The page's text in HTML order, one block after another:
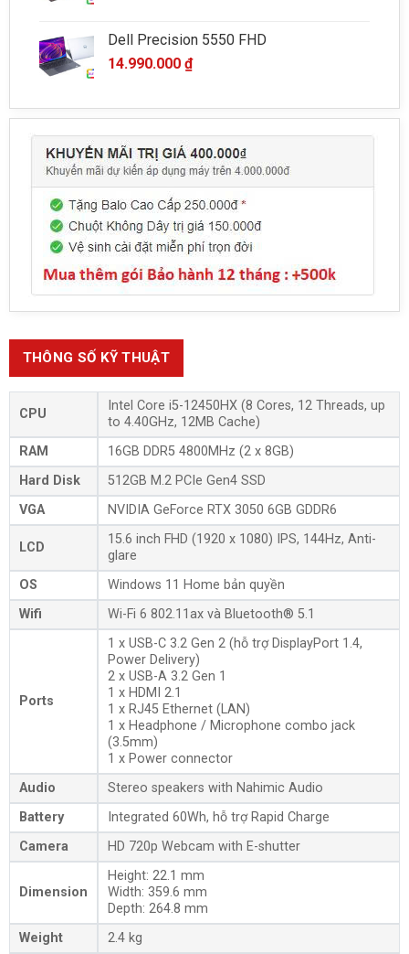
Dell Precision 5550 FHD
14.990.000 ₫
THÔNG SỐ KỸ THUẬT
CPU
Intel Core i5-12450HX (8 Cores, 12 Threads, up
to 4.40GHz, 12MB Cache)
RAM
16GB DDR5 4800MHz (2 x 8GB)
Hard Disk
512GB M.2 PCIe Gen4 SSD
VGA
NVIDIA GeForce RTX 3050 6GB GDDR6
LCD
15.6 inch FHD (1920 x 1080) IPS, 144Hz, Anti-
glare
OS
Windows 11 Home bản quyền
Wifi
Wi-Fi 6 802.11ax và Bluetooth® 5.1
Ports
1 x USB-C 3.2 Gen 2 (hỗ trợ DisplayPort 1.4,
Power Delivery)
2 x USB-A 3.2 Gen 1
1 x HDMI 2.1
1 x RJ45 Ethernet (LAN)
1 x Headphone / Microphone combo jack
(3.5mm)
1 x Power connector
Audio
Stereo speakers with Nahimic Audio
Battery
Integrated 60Wh, hỗ trợ Rapid Charge
Camera
HD 720p Webcam with E-shutter
Dimension
Height: 22.1 mm
Width: 359.6 mm
Depth: 264.8 mm
Weight
2.4 kg